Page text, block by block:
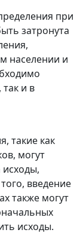
при
затронута
населении и
и в
такие как
могут
введение
также могут
исходы.